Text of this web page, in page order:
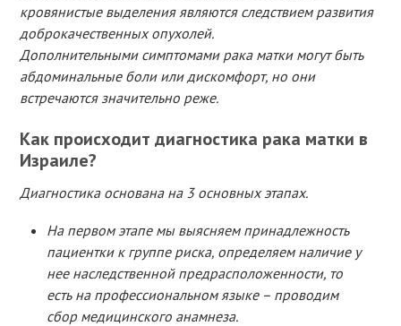
кровянистые выделения являются следствием развития
доброкачественных опухолей.
Дополнительными симптомами рака матки могут быть
абдоминальные боли или дискомфорт, но они
встречаются значительно реже.
Как происходит диагностика рака матки в
Израиле?
Диагностика основана на 3 основных этапах.
На первом этапе мы выясняем принадлежность
пациентки к группе риска, определяем наличие у
нее наследственной предрасположенности, то
есть на профессиональном языке – проводим
сбор медицинского анамнеза.